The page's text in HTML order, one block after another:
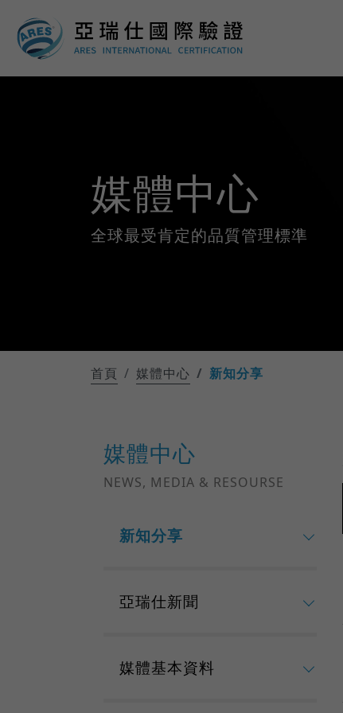
媒體中心
全球最受肯定的品質管理標準
首頁 媒體中心 新知分享
媒體中心
NEWS, MEDIA & RESOURSE
新知分享
亞瑞仕新聞
媒體基本資料